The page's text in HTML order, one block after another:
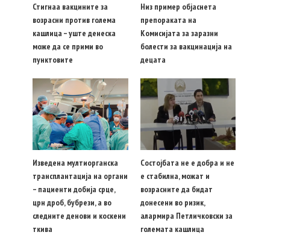
Стигнаа вакцините за
возрасни против голема
кашлица – уште денеска
може да се прими во
пунктовите
Низ пример објаснета
препораката на
Комисијата за заразни
болести за вакцинација на
децата
Изведена мултиорганска
трансплантација на органи
– пациенти добија срце,
црн дроб, бубрези, а во
следните денови и коскени
ткива
Состојбата не е добра и не
е стабилна, можат и
возрасните да бидат
донесени во ризик,
алармира Петличковски за
големата кашлица